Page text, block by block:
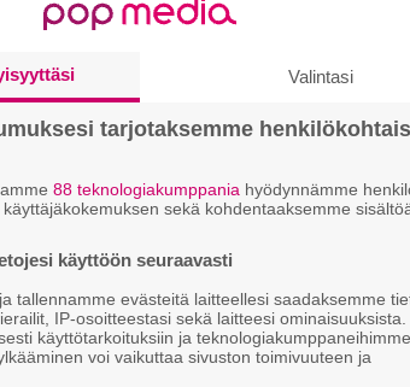
Valintasi
tarjotaksemme
88 teknologiakumppania hyödynnämme
sekä kohdentaaksemme
käyttöön seuraavasti
tallennamme evästeitä laitteellesi saadaksemme
IP-osoitteestasi sekä laitteesi
käyttötarkoituksiin ja teknologiakumppaneihimme
voi vaikuttaa sivuston toimivuuteen ja